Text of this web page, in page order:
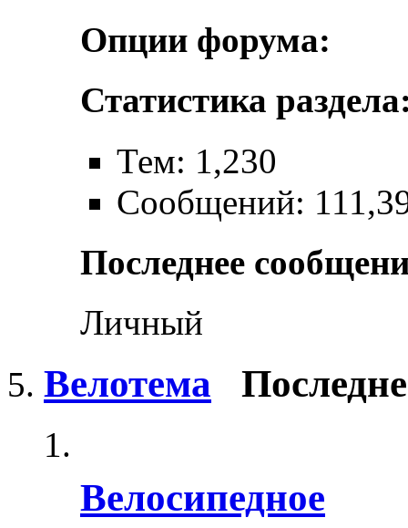
Опции форума:
Статистика
Тем: 1,230
Сообщений:
Последнее
Личный
Велотема
Велосипедное